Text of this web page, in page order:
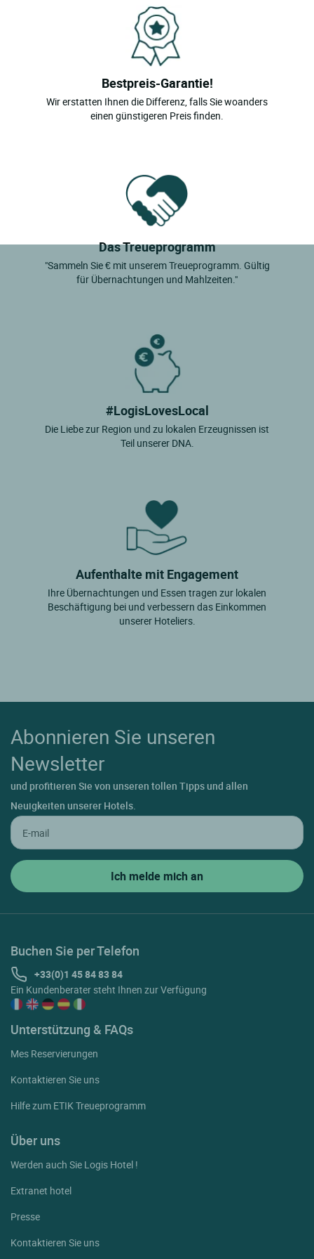
Bestpreis-Garantie!
Wir erstatten Ihnen die Differenz, falls Sie woanders
einen günstigeren Preis finden.
Das Treueprogramm
"Sammeln Sie € mit unserem Treueprogramm. Gültig
für Übernachtungen und Mahlzeiten."
#LogisLovesLocal
Die Liebe zur Region und zu lokalen Erzeugnissen ist
Teil unserer DNA.
Aufenthalte mit Engagement
Ihre Übernachtungen und Essen tragen zur lokalen
Beschäftigung bei und verbessern das Einkommen
unserer Hoteliers.
Abonnieren Sie unseren
Newsletter
und profitieren Sie von unseren tollen Tipps und allen
Neuigkeiten unserer Hotels.
Buchen Sie per Telefon
+33(0)1 45 84 83 84
Ein Kundenberater steht Ihnen zur Verfügung
Unterstützung & FAQs
Mes Reservierungen
Kontaktieren Sie uns
Hilfe zum ETIK Treueprogramm
Über uns
Werden auch Sie Logis Hotel !
Extranet hotel
Presse
Kontaktieren Sie uns